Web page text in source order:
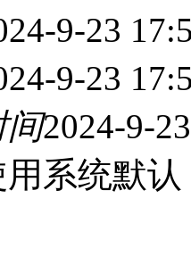
9-23
9-23
间2024-9-
系统默认